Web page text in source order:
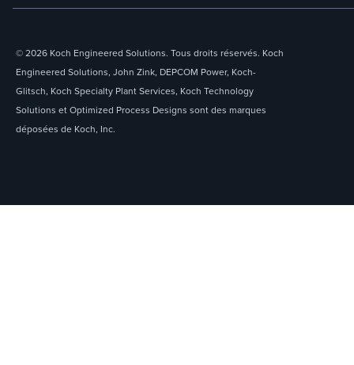
© 2026 Koch Engineered Solutions. Tous droits réservés. Koch
Engineered Solutions, John Zink, DEPCOM Power, Koch-
Glitsch, Koch Specialty Plant Services, Koch Technology
Solutions et Optimized Process Designs sont des marques
déposées de Koch, Inc.